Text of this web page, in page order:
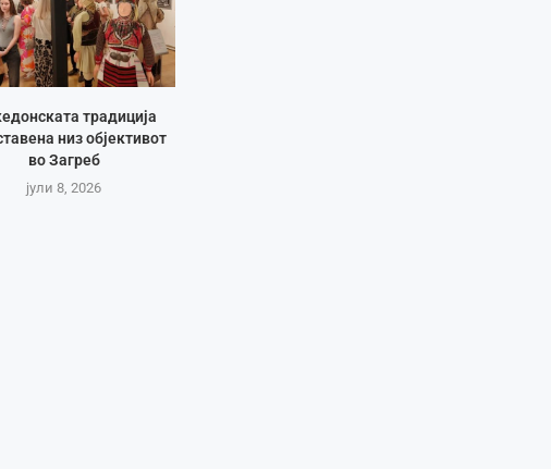
традиција
низ објективот
во Загреб
јули 8, 2026